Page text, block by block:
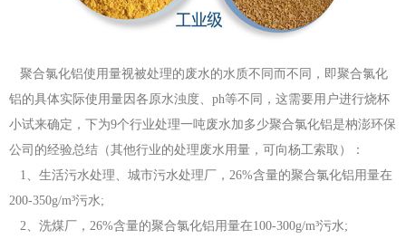
聚合氯化铝使用量视被处理的废水的水质不同而不同，即聚合氯化
铝的具体实际使用量因各原水浊度、ph等不同，这需要用户进行烧杯
小试来确定，下为9个行业处理一吨废水加多少聚合氯化铝是枘澎环保
公司的经验总结（其他行业的处理废水用量，可向杨工索取）：
1、生活污水处理、城市污水处理厂，26%含量的聚合氯化铝用量在
200-350g/m³污水;
2、洗煤厂，26%含量的聚合氯化铝用量在100-300g/m³污水;